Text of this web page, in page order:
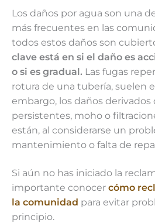
Los daños por agua son una
más frecuentes en las
todos estos daños son
clave está en si el daño es
o si es gradual. Las fugas
rotura de una tubería, suelen
embargo, los daños derivados
persistentes, moho o
están, al considerarse un
mantenimiento o falta de
Si aún no has iniciado la
importante conocer cómo
la comunidad para evitar
principio.